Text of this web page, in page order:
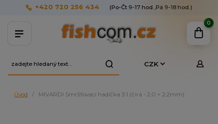
CZK
+420 720 256 434 (Po-Čt 9-17 hod.,Pá 9-18 hod.)
0
Úvod MIVARDI Smršťovací hadička 3:1 (čirá - 2.0 × 2.2mm)